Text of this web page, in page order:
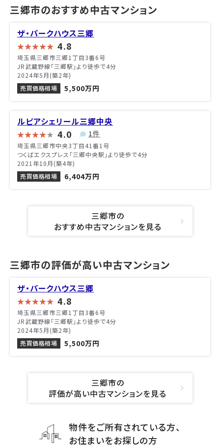
三郷市のおすすめ中古マンション
ザ・パークハウス三郷
4.8
埼玉県三郷市三郷1丁目3番6号
JR武蔵野線「三郷駅」より徒歩で4分
2024年5月(築2年)
売買価格相場
5,500万円
ルピアシェリール三郷中央
4.0 1件
埼玉県三郷市中央3丁目41番1号
つくばエクスプレス「三郷中央駅」より徒歩で4分
2021年10月(築4年)
売買価格相場
6,404万円
三郷市の
おすすめ中古マンションを見る
三郷市の評価が高い中古マンション
ザ・パークハウス三郷
4.8
埼玉県三郷市三郷1丁目3番6号
JR武蔵野線「三郷駅」より徒歩で4分
2024年5月(築2年)
売買価格相場
5,500万円
三郷市の
評価が高い中古マンションを見る
物件をご所有されている方、
お住まいをお探しの方